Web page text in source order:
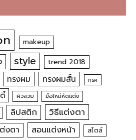
makeup
style trend 2018
ทรงผม ทรงผมสั้น ทริค
ผิวสวย มือใหม่หัดแต่ง
ลิปสติก
วิธีแต่งตา
งตา สอนแต่งหน้า สไตล์